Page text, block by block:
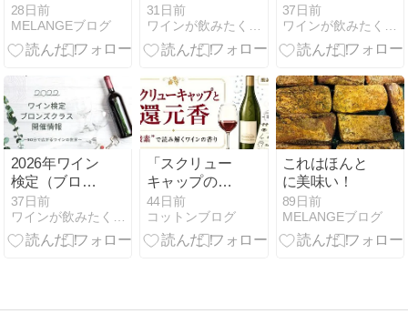
28日前
MELANGEブログ
31日前
ワインが飲みたくなるソムリエ発信メディア
いが分かるワ
インテイステ
ィング講座
37日前
ワインが飲みたくなるソムリエ発信メディア
2026年ワイン
検定（ブロン
ズ／シルバ
ー）開催日程
と勉強法、合
37日前
「スクリュー
キャップのワ
インは鉄の香
りがする」と
いわれるのは
44日前
コットンブログ
これはほんと
に美味い！
89日前
MELANGEブログ